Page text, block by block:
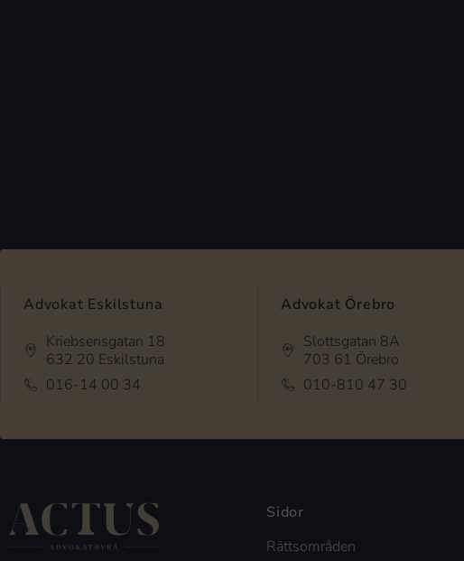
Advokat Eskilstuna
Kriebsensgatan 18
632 20 Eskilstuna
016-14 00 34
Advokat Örebro
Slottsgatan 8A
703 61 Örebro
010-810 47 30
Sidor
Rättsområden